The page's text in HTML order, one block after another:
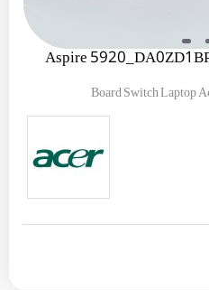
Board Switch Laptop